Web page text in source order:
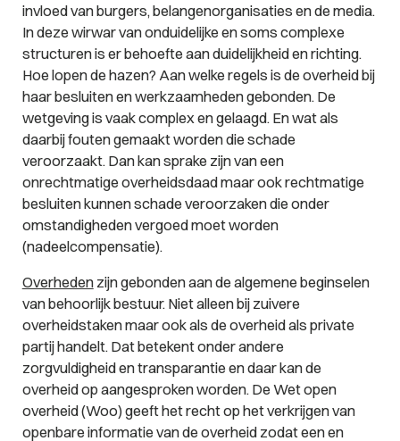
invloed van burgers, belangenorganisaties en de media.
In deze wirwar van onduidelijke en soms complexe
structuren is er behoefte aan duidelijkheid en richting.
Hoe lopen de hazen? Aan welke regels is de overheid bij
haar besluiten en werkzaamheden gebonden. De
wetgeving is vaak complex en gelaagd. En wat als
daarbij fouten gemaakt worden die schade
veroorzaakt. Dan kan sprake zijn van een
onrechtmatige overheidsdaad maar ook rechtmatige
besluiten kunnen schade veroorzaken die onder
omstandigheden vergoed moet worden
(nadeelcompensatie).
Overhedenzijn gebonden aan de algemene beginselen
van behoorlijk bestuur. Niet alleen bij zuivere
overheidstaken maar ook als de overheid als private
partij handelt. Dat betekent onder andere
zorgvuldigheid en transparantie en daar kan de
overheid op aangesproken worden. De Wet open
overheid (Woo) geeft het recht op het verkrijgen van
openbare informatie van de overheid zodat een en